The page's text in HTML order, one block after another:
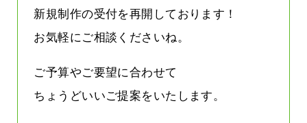
新規制作の受付を再開しております！
お気軽にご相談くださいね。
ご予算やご要望に合わせて
ちょうどいいご提案をいたします。